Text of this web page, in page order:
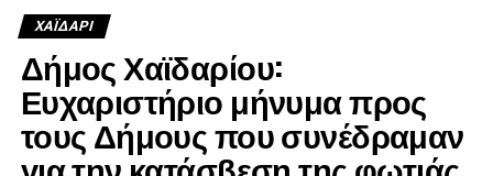
Είδαμε, όμως, και κάποιους άλλους, οι οποίοι
προσέτρεξαν να καπηλευθούν την προσφορά των
εθελοντών και προσπάθησαν να πείσουν ότι δίχως
εκείνους δεν θα γινόταν τίποτε. Ότι δεν υπήρχαν οι
πυροσβέστες και οι άνθρωποι που έδωσαν την ψυχή
τους, παραμένοντας νηστικοί και άυπνοι για μέρες,
ΧΑΪΔΑΡΙ
Δήμος Χαϊδαρίου:
Ευχαριστήριο μήνυμα προς
τους Δήμους που συνέδραμαν